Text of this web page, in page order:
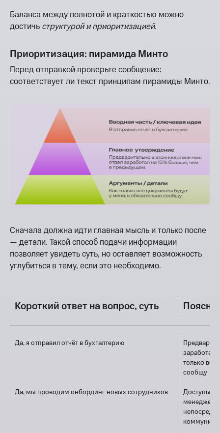
Баланса между полнотой и краткостью можно
достичь структурой и приоритизацией.
Приоритизация: пирамида Минто
Перед отправкой проверьте сообщение:
соответствует ли текст принципам пирамиды Минто.
Сначала должна идти главная мысль и только после
— детали. Такой способ подачи информации
позволяет увидеть суть, но оставляет возможность
углубиться в тему, если это необходимо.
Короткий ответ на вопрос, суть
Да, я отправил отчёт в бухгалтерию
заработал
только все
сообщу
Да, мы проводим онбординг новых сотрудников
Доступы к
менеджер,